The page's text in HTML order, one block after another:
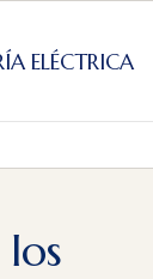
ELÉCTRICA